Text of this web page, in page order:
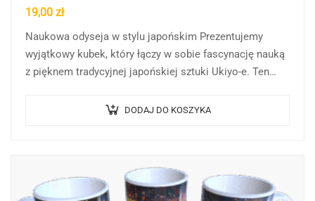
19,00 zł
Naukowa odyseja w stylu japońskim Prezentujemy
wyjątkowy kubek, który łączy w sobie fascynację nauką
z pięknem tradycyjnej japońskiej sztuki Ukiyo-e. Ten
DODAJ DO KOSZYKA